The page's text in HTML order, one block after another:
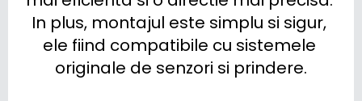
In plus, montajul este simplu si sigur,
ele fiind compatibile cu sistemele
originale de senzori si prindere.